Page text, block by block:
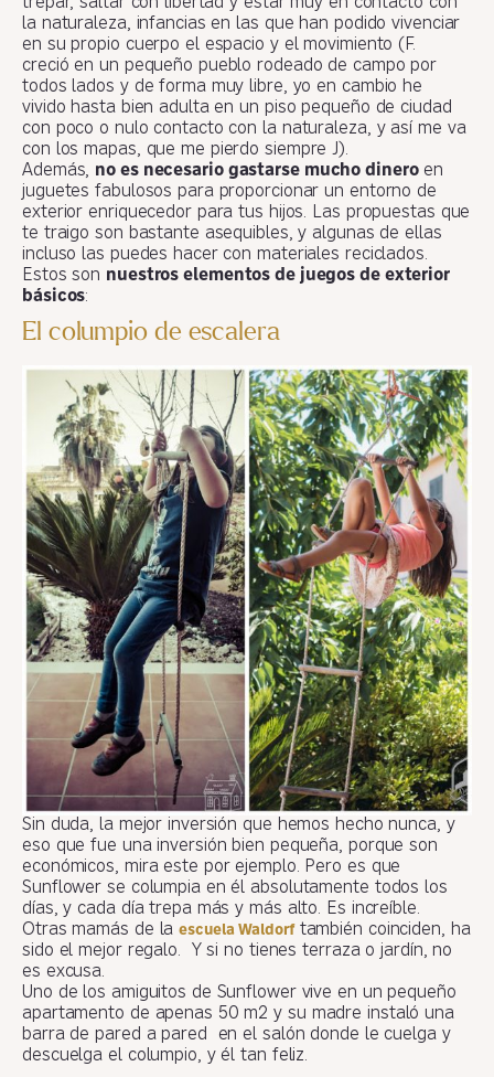
la naturaleza, infancias en las que han podido vivenciar
en su propio cuerpo el espacio y el movimiento (F.
creció en un pequeño pueblo rodeado de campo por
todos lados y de forma muy libre, yo en cambio he
vivido hasta bien adulta en un piso pequeño de ciudad
con poco o nulo contacto con la naturaleza, y así me va
con los mapas, que me pierdo siempre J).
Además, no es necesario gastarse mucho dineroen
juguetes fabulosos para proporcionar un entorno de
exterior enriquecedor para tus hijos. Las propuestas que
te traigo son bastante asequibles, y algunas de ellas
incluso las puedes hacer con materiales reciclados.
Estos son nuestros elementos de juegos de exterior
básicos:
El columpio de escalera
Sin duda, la mejor inversión que hemos hecho nunca, y
eso que fue una inversión bien pequeña, porque son
económicos, mira este por ejemplo. Pero es que
Sunflower se columpia en él absolutamente todos los
días, y cada día trepa más y más alto. Es increíble.
Otras mamás de laescuela Waldorftambién coinciden, ha
sido el mejor regalo. Y si no tienes terraza o jardín, no
es excusa.
Uno de los amiguitos de Sunflower vive en un pequeño
apartamento de apenas 50 m2 y su madre instaló una
barra de pared a pared en el salón donde le cuelga y
descuelga el columpio, y él tan feliz.